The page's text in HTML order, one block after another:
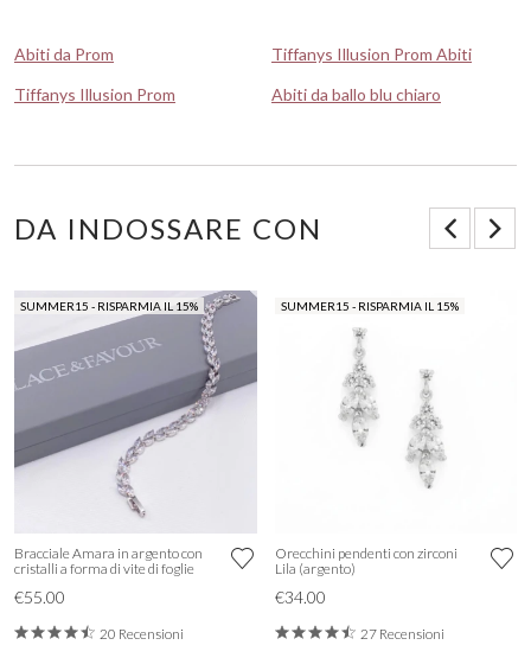
Abiti da Prom
Tiffanys Illusion Prom Abiti
Tiffanys Illusion Prom
Abiti da ballo blu chiaro
DA INDOSSARE CON
SUMMER15 - RISPARMIA IL 15%
Bracciale Amara in argento con
cristalli a forma di vite di foglie
€55.00
20 Recensioni
SUMMER15 - RISPARMIA IL 15%
Orecchini pendenti con zirconi
Lila (argento)
€34.00
27 Recensioni